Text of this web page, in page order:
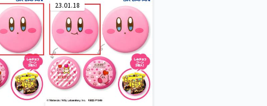
23.01.18